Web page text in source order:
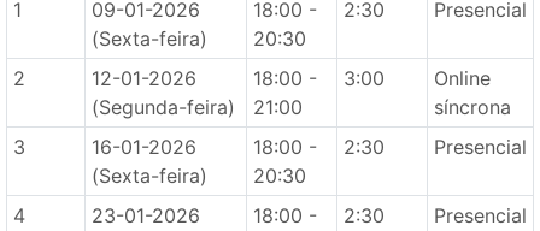
1
09-01-2026
(Sexta-feira)
18:00 -
20:30
2:30 Presencial
2
12-01-2026
(Segunda-feira)
18:00 -
21:00
3:00
Online
síncrona
3
16-01-2026
(Sexta-feira)
18:00 -
20:30
2:30 Presencial
4
23-01-2026
18:00 -
2:30 Presencial